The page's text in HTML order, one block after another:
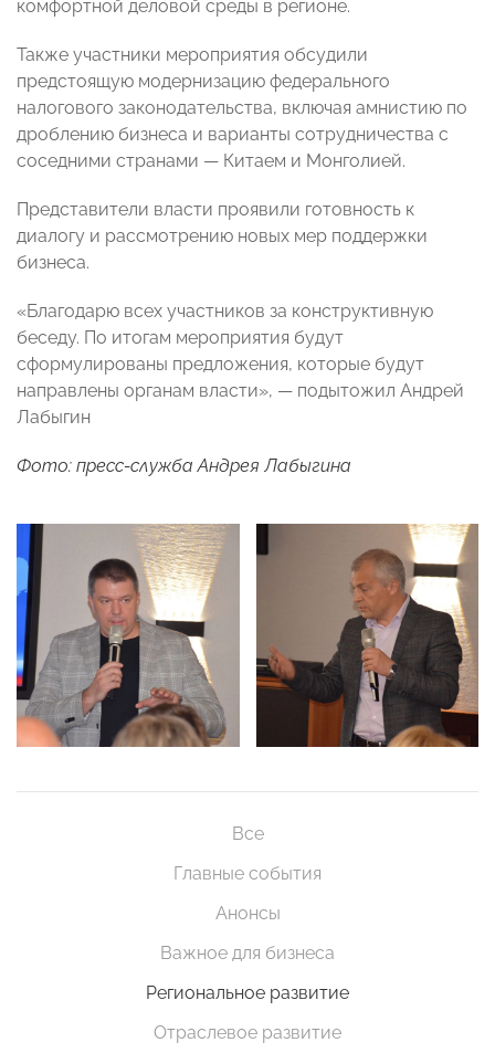
комфортной деловой среды в регионе.
Также участники мероприятия обсудили
предстоящую модернизацию федерального
налогового законодательства, включая амнистию по
дроблению бизнеса и варианты сотрудничества с
соседними странами — Китаем и Монголией.
Представители власти проявили готовность к
диалогу и рассмотрению новых мер поддержки
бизнеса.
«Благодарю всех участников за конструктивную
беседу. По итогам мероприятия будут
сформулированы предложения, которые будут
направлены органам власти», — подытожил Андрей
Лабыгин
Фото: пресс-служба Андрея Лабыгина
Все
Главные события
Анонсы
Важное для бизнеса
Региональное развитие
Отраслевое развитие